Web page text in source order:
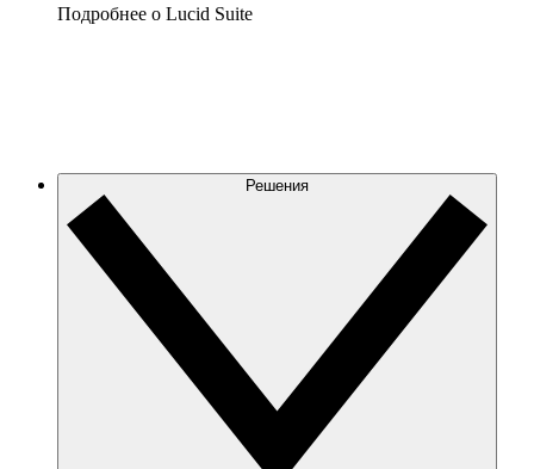
Подробнее о Lucid Suite
Решения